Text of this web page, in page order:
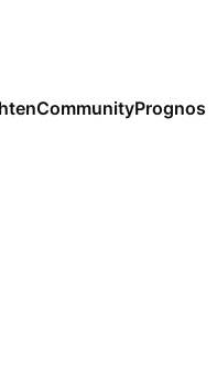
Community